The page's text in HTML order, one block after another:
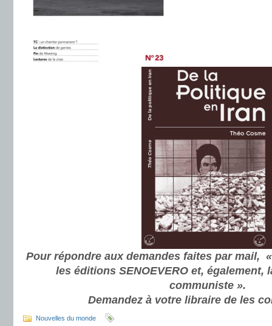
Pour répondre aux demandes faites par mail,
les éditions SENOEVERO et, également,
communiste ».
Demandez à votre libraire de les
Nouvelles du monde